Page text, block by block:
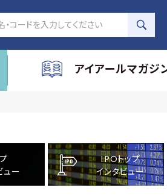
アイアールマガジ
ュー
IPOトップ
インタビュー